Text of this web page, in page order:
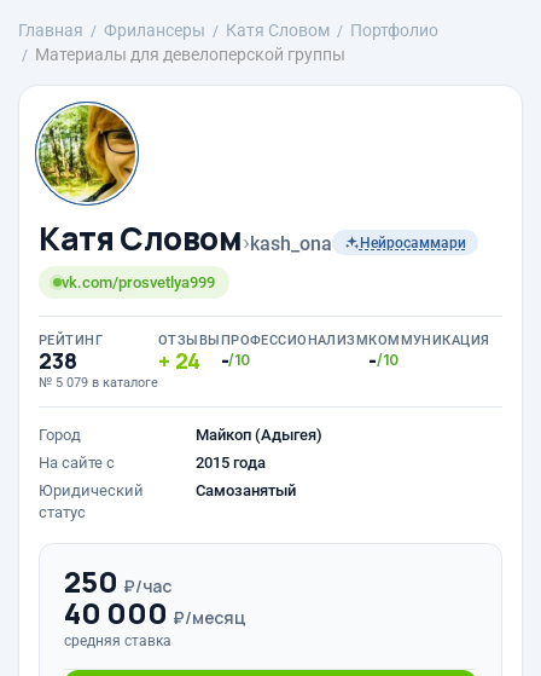
Главная Фрилансеры Катя Словом
Портфолио
Материалы для девелоперской группы
Катя Словом›kash_ona Нейросаммари
vk.com/prosvetlya999
РЕЙТИНГ
238
№ 5 079 в каталоге
ОТЗЫВЫ
24
ПРОФЕССИОНАЛИЗМ
-/10
КОММУНИКАЦИЯ
-/10
Город
Майкоп (Адыгея)
На сайте с
2015 года
Юридический
статус
Самозанятый
250 ₽/час
40 000 ₽/месяц
средняя ставка